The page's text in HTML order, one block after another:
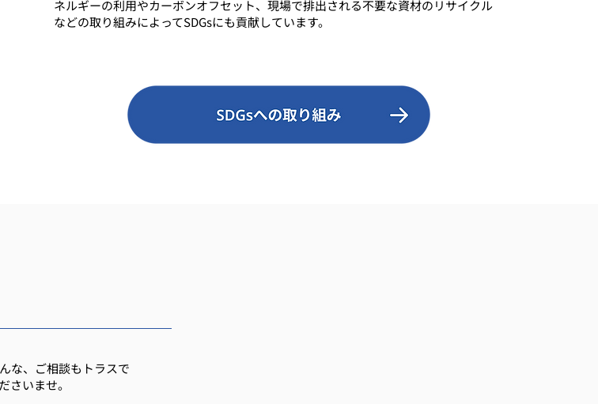
ネルギーの利用やカーボンオフセット、現場で排出される不要な資材のリサイクル
などの取り組みによってSDGsにも貢献しています。
な、ご相談もトラスで
さいませ。